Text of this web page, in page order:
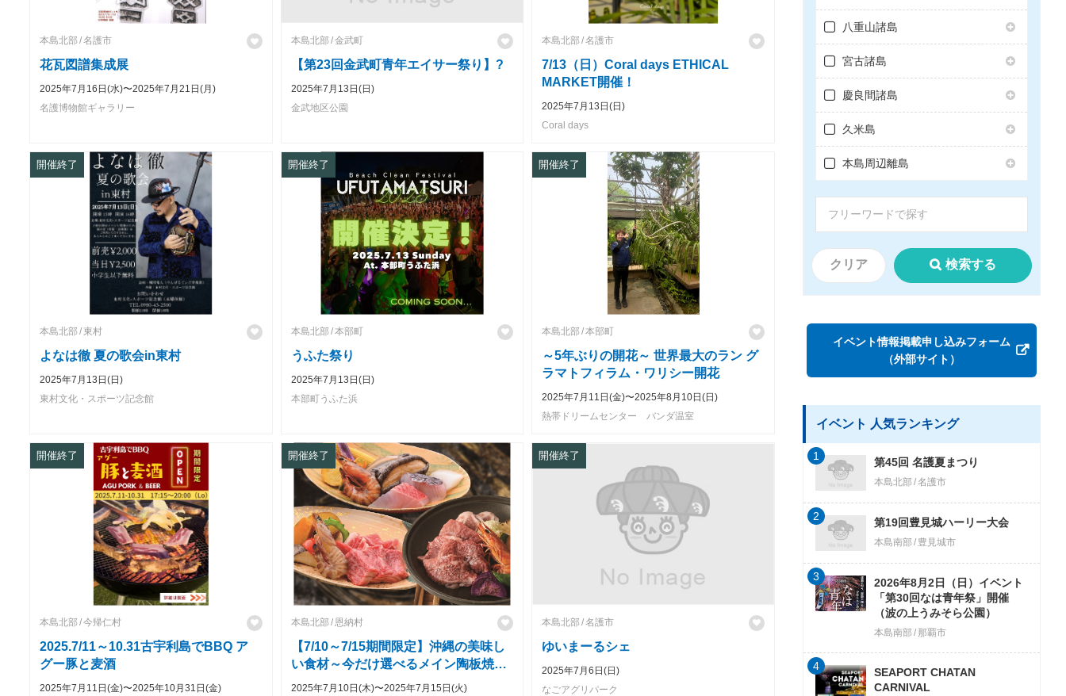
本島北部 名護市
花瓦図譜集成展
2025年7月16日(水)〜2025年7月21日(月)
名護博物館ギャラリー
本島北部 金武町
【第23回金武町青年エイサー祭り】?
2025年7月13日(日)
金武地区公園
本島北部 名護市
7/13（日）Coral days ETHICAL
MARKET開催！
2025年7月13日(日)
Coral days
開催終了
本島北部 東村
よなは徹 夏の歌会in東村
2025年7月13日(日)
東村文化・スポーツ記念館
開催終了
本島北部 本部町
うふた祭り
2025年7月13日(日)
本部町うふた浜
開催終了
本島北部 本部町
～5年ぶりの開花～ 世界最大のラン グ
ラマトフィラム・ワリシー開花
2025年7月11日(金)〜2025年8月10日(日)
熱帯ドリームセンター バンダ温室
開催終了
本島北部 今帰仁村
2025.7/11～10.31古宇利島でBBQ ア
グー豚と麦酒
2025年7月11日(金)〜2025年10月31日(金)
開催終了
本島北部 恩納村
【7/10～7/15期間限定】沖縄の美味し
い食材～今だけ選べるメイン陶板焼き
会席
2025年7月10日(木)〜2025年7月15日(火)
開催終了
本島北部 名護市
ゆいまーるシェ
2025年7月6日(日)
なごアグリパーク
八重山諸島
宮古諸島
慶良間諸島
久米島
本島周辺離島
クリア 検索する
イベント情報掲載申し込みフォーム
（外部サイト）
イベント 人気ランキング
第45回 名護夏まつり
本島北部 名護市
1
第19回豊見城ハーリー大会
本島南部 豊見城市
2
2026年8月2日（日）イベント
「第30回なは青年祭」開催
（波の上うみそら公園）
本島南部 那覇市
3
SEAPORT CHATAN
CARNIVAL
4